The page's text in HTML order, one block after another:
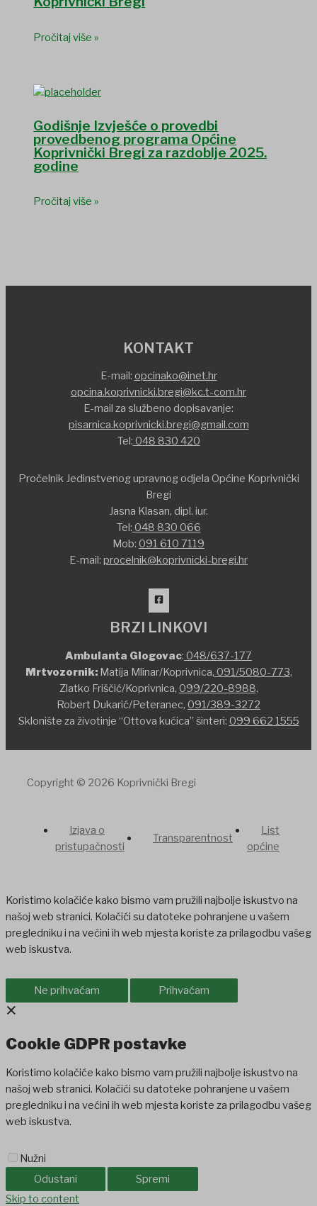
Pročitaj više »
Godišnje Izvješće o provedbi
provedbenog programa Općine
Koprivnički Bregi za razdoblje 2025.
godine
Pročitaj više »
KONTAKT
E-mail: opcinako@inet.hr
opcina.koprivnicki.bregi@kc.t-com.hr
E-mail za službeno dopisavanje:
pisarnica.koprivnicki.bregi@gmail.com
Tel: 048 830 420
Pročelnik Jedinstvenog upravnog odjela Općine Koprivnički
Bregi
Jasna Klasan, dipl. iur.
Tel: 048 830 066
Mob: 091 610 7119
E-mail: procelnik@koprivnicki-bregi.hr
BRZI LINKOVI
Ambulanta Glogovac: 048/637-177
Mrtvozornik:Matija Mlinar/Koprivnica, 091/5080-773,
Zlatko Friščić/Koprivnica, 099/220-8988,
Robert Dukarić/Peteranec, 091/389-3272
Sklonište za životinje “Ottova kućica” šinteri: 099 662 1555
Copyright © 2026 Koprivnički Bregi
Izjava o
pristupačnosti
Transparentnost
List
općine
Koristimo kolačiće kako bismo vam pružili najbolje iskustvo na
našoj web stranici. Kolačići su datoteke pohranjene u vašem
pregledniku i na većini ih web mjesta koriste za prilagodbu vašeg
web iskustva.
Ne prihvaćam Prihvaćam
×
Cookie GDPR postavke
Koristimo kolačiće kako bismo vam pružili najbolje iskustvo na
našoj web stranici. Kolačići su datoteke pohranjene u vašem
pregledniku i na većini ih web mjesta koriste za prilagodbu vašeg
web iskustva.
Nužni
Odustani
Spremi
Skip to content